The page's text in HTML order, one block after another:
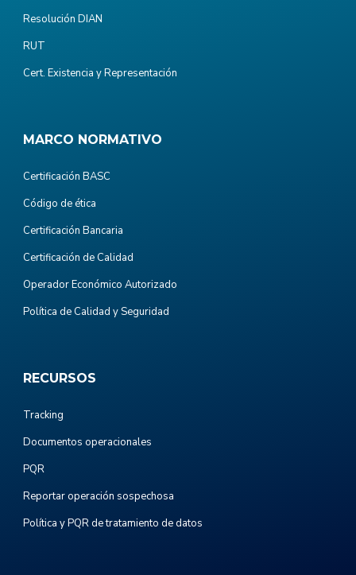
Resolución DIAN
RUT
Cert. Existencia y Representación
MARCO NORMATIVO
Certificación BASC
Código de ética
Certificación Bancaria
Certificación de Calidad
Operador Económico Autorizado
Política de Calidad y Seguridad
RECURSOS
Tracking
Documentos operacionales
PQR
Reportar operación sospechosa
Política y PQR de tratamiento de datos